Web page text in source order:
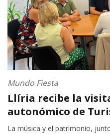
Mundo Fiesta
Llíria recibe la
autonómico de
La música y el patrimonio,